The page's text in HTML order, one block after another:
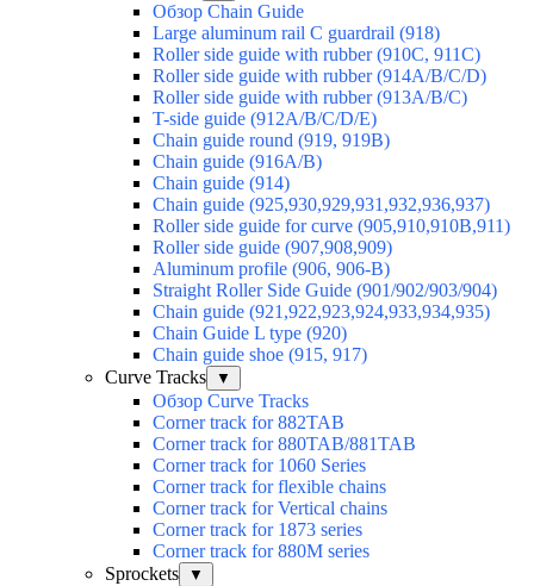
Обзор Chain Guide
Large aluminum rail C guardrail (918)
Roller side guide with rubber (910C, 911C)
Roller side guide with rubber (914A/B/C/D)
Roller side guide with rubber (913A/B/C)
T-side guide (912A/B/C/D/E)
Chain guide round (919, 919B)
Chain guide (916A/B)
Chain guide (914)
Chain guide (925,930,929,931,932,936,937)
Roller side guide for curve (905,910,910B,911)
Roller side guide (907,908,909)
Aluminum profile (906, 906-B)
Straight Roller Side Guide (901/902/903/904)
Chain guide (921,922,923,924,933,934,935)
Chain Guide L type (920)
Chain guide shoe (915, 917)
Curve Tracks
▼
Обзор Curve Tracks
Corner track for 882TAB
Corner track for 880TAB/881TAB
Corner track for 1060 Series
Corner track for flexible chains
Corner track for Vertical chains
Corner track for 1873 series
Corner track for 880M series
Sprockets
▼